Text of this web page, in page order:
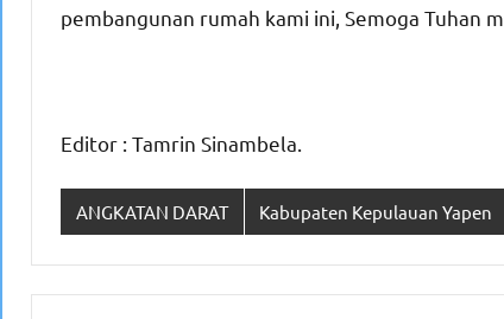
pembangunan rumah kami ini, Semoga Tuhan
Editor : Tamrin Sinambela.
ANGKATAN DARAT Kabupaten Kepulauan Yapen